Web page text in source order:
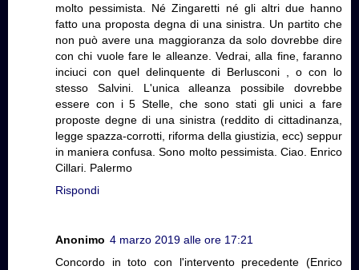
molto pessimista. Né Zingaretti né gli altri due hanno
fatto una proposta degna di una sinistra. Un partito che
non può avere una maggioranza da solo dovrebbe dire
con chi vuole fare le alleanze. Vedrai, alla fine, faranno
inciuci con quel delinquente di Berlusconi , o con lo
stesso Salvini. L'unica alleanza possibile dovrebbe
essere con i 5 Stelle, che sono stati gli unici a fare
proposte degne di una sinistra (reddito di cittadinanza,
legge spazza-corrotti, riforma della giustizia, ecc) seppur
in maniera confusa. Sono molto pessimista. Ciao. Enrico
Cillari. Palermo
Rispondi
Anonimo 4 marzo 2019 alle ore 17:21
Concordo in toto con l'intervento precedente (Enrico